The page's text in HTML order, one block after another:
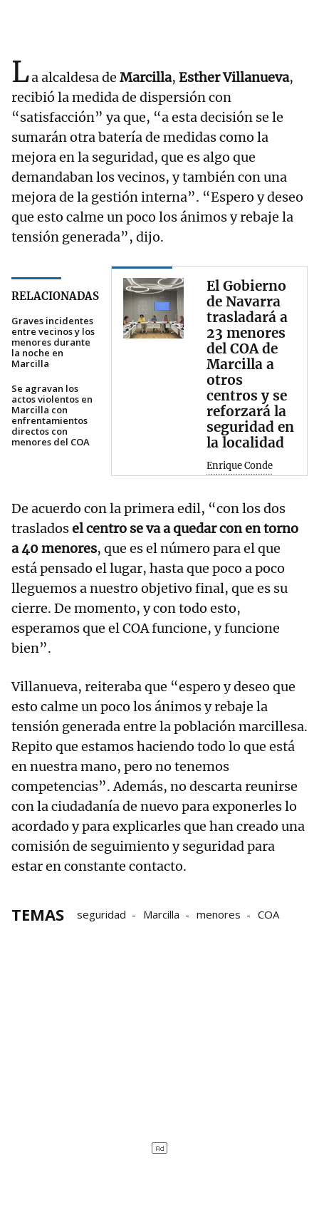
La alcaldesa de Marcilla, Esther Villanueva,
recibió la medida de dispersión con
“satisfacción” ya que, “a esta decisión se le
sumarán otra batería de medidas como la
mejora en la seguridad, que es algo que
demandaban los vecinos, y también con una
mejora de la gestión interna”. “Espero y deseo
que esto calme un poco los ánimos y rebaje la
tensión generada”, dijo.
RELACIONADAS
Graves incidentes
entre vecinos y los
menores durante
la noche en
Marcilla
Se agravan los
actos violentos en
Marcilla con
enfrentamientos
directos con
menores del COA
El Gobierno
de Navarra
trasladará a
23 menores
del COA de
Marcilla a
otros
centros y se
reforzará la
seguridad en
la localidad
Enrique Conde
De acuerdo con la primera edil, “con los dos
trasladosel centro se va a quedar con en torno
a 40 menores, que es el número para el que
está pensado el lugar, hasta que poco a poco
lleguemos a nuestro objetivo final, que es su
cierre. De momento, y con todo esto,
esperamos que el COA funcione, y funcione
bien”.
Villanueva, reiteraba que “espero y deseo que
esto calme un poco los ánimos y rebaje la
tensión generada entre la población marcillesa.
Repito que estamos haciendo todo lo que está
en nuestra mano, pero no tenemos
competencias”. Además, no descarta reunirse
con la ciudadanía de nuevo para exponerles lo
acordado y para explicarles que han creado una
comisión de seguimiento y seguridad para
estar en constante contacto.
TEMAS seguridad Marcilla menores COA